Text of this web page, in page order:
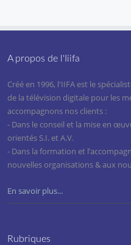
A propos de l'Iiifa
Créé en 1996, l'IIFA est le
de la télévision digitale pour les
accompagnons nos clients :
- Dans le conseil et la mise en
orientés S.I. et A.V.
- Dans la formation et
nouvelles organisations & aux
En savoir plus...
Rubriques